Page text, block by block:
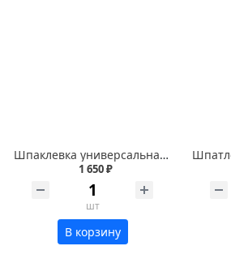
Шпаклевка универсальная Террако Terraco Handycoat All-Purpose 25 кг
1 650 ₽
шт
В корзину